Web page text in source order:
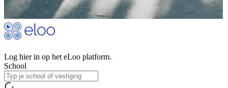
Log hier in op het eLoo platform.
School